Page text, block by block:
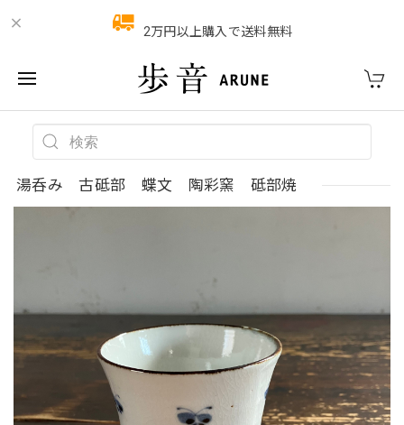
2万円以上購入で送料無料
湯呑み 古砥部 蝶文 陶彩窯 砥部焼